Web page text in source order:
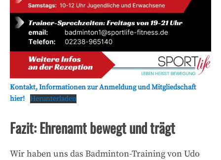
Kontakt, Informationen zur Anmeldung und Mitgliedschaft
hier!
Herunterladen
Fazit: Ehrenamt bewegt und trägt
Wir haben uns das Badminton-Training von Udo